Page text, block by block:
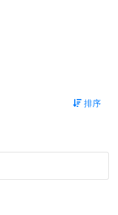
排序